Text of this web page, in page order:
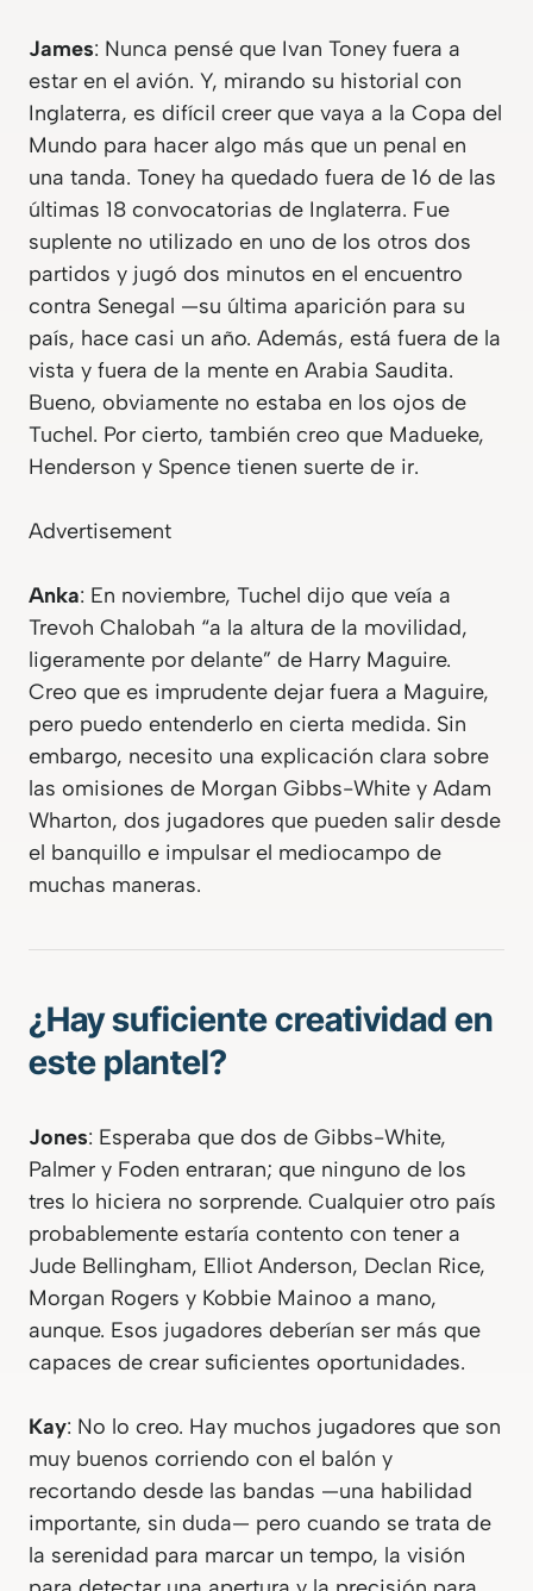
James: Nunca pensé que Ivan Toney fuera a
estar en el avión. Y, mirando su historial con
Inglaterra, es difícil creer que vaya a la Copa del
Mundo para hacer algo más que un penal en
una tanda. Toney ha quedado fuera de 16 de las
últimas 18 convocatorias de Inglaterra. Fue
suplente no utilizado en uno de los otros dos
partidos y jugó dos minutos en el encuentro
contra Senegal —su última aparición para su
país, hace casi un año. Además, está fuera de la
vista y fuera de la mente en Arabia Saudita.
Bueno, obviamente no estaba en los ojos de
Tuchel. Por cierto, también creo que Madueke,
Henderson y Spence tienen suerte de ir.
Advertisement
Anka: En noviembre, Tuchel dijo que veía a
Trevoh Chalobah “a la altura de la movilidad,
ligeramente por delante” de Harry Maguire.
Creo que es imprudente dejar fuera a Maguire,
pero puedo entenderlo en cierta medida. Sin
embargo, necesito una explicación clara sobre
las omisiones de Morgan Gibbs-White y Adam
Wharton, dos jugadores que pueden salir desde
el banquillo e impulsar el mediocampo de
muchas maneras.
¿Hay suficiente creatividad en
este plantel?
Jones: Esperaba que dos de Gibbs-White,
Palmer y Foden entraran; que ninguno de los
tres lo hiciera no sorprende. Cualquier otro país
probablemente estaría contento con tener a
Jude Bellingham, Elliot Anderson, Declan Rice,
Morgan Rogers y Kobbie Mainoo a mano,
aunque. Esos jugadores deberían ser más que
capaces de crear suficientes oportunidades.
Kay: No lo creo. Hay muchos jugadores que son
muy buenos corriendo con el balón y
recortando desde las bandas —una habilidad
importante, sin duda— pero cuando se trata de
la serenidad para marcar un tempo, la visión